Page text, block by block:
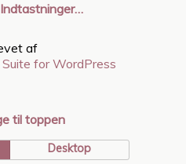
af
for WordPress
til toppen
Desktop